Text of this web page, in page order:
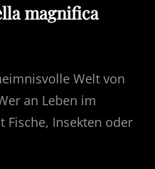
magnifica
Welt von
an Leben im
Fische, Insekten oder